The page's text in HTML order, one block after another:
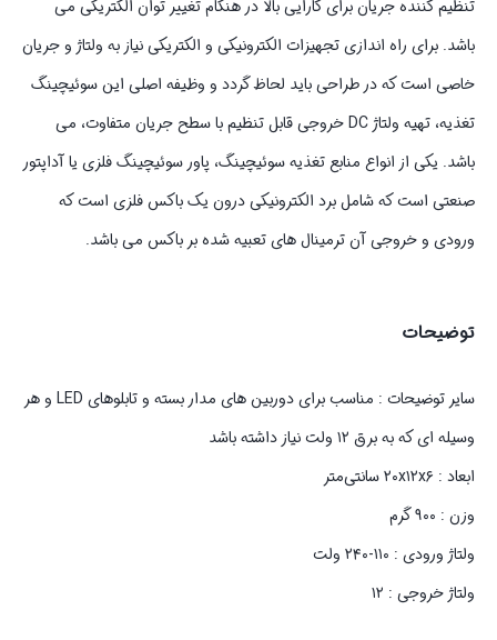
تنظیم کننده جریان برای کارایی بالا در هنگام تغییر توان الکتریکی می
باشد. برای راه اندازی تجهیزات الکترونیکی و الکتریکی نیاز به ولتاژ و جریان
خاصی است که در طراحی باید لحاظ گردد و وظیفه اصلی این سوئیچینگ
تغذیه، تهیه ولتاژ DC خروجی قابل تنظیم با سطح جریان متفاوت، می
باشد. یکی از انواع منابع تغذیه سوئیچینگ، پاور سوئیچینگ فلزی یا آداپتور
صنعتی است که شامل برد الکترونیکی درون یک باکس فلزی است که
ورودی و خروجی آن ترمینال های تعبیه شده بر باکس می باشد.
توضیحات
سایر توضیحات : مناسب برای دوربین های مدار بسته و تابلوهای LED و هر
وسیله ای که به برق ۱۲ ولت نیاز داشته باشد
ابعاد : ۲۰x۱۲x۶ سانتی‌متر
وزن : ۹۰۰ گرم
ولتاژ ورودی : ۱۱۰-۲۴۰ ولت
ولتاژ خروجی : ۱۲